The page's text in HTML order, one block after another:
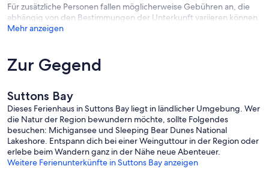
Spacious, private lot
________________________________________
-- EXPLORE NORTHERN MICHIGAN –
10 minutes to Leelanau Sands Casino
15 minutes to Historic Fishtown
40 minutes to Cherry Capital airport
20 minutes to TART Trail access points
________________________________________
-- PARKING --
Parking for up to 4 vehicles in the driveway. Space available for up
to 2 cars in the garage. No street parking is permitted.
________________________________________
Für zusätzliche Personen fallen möglicherweise Gebühren an, die
abhängig von den Bestimmungen der Unterkunft variieren können.
Mehr anzeigen
Zur Gegend
Suttons Bay
Dieses Ferienhaus in Suttons Bay liegt in ländlicher Umgebung. Wer
die Natur der Region bewundern möchte, sollte Folgendes
besuchen: Michigansee und Sleeping Bear Dunes National
Lakeshore. Entspann dich bei einer Weinguttour in der Region oder
erlebe beim Wandern ganz in der Nähe neue Abenteuer.
Weitere Ferienunterkünfte in Suttons Bay anzeigen